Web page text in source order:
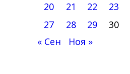
20
21 22 23
27
28 29 30
« Сен
Ноя »